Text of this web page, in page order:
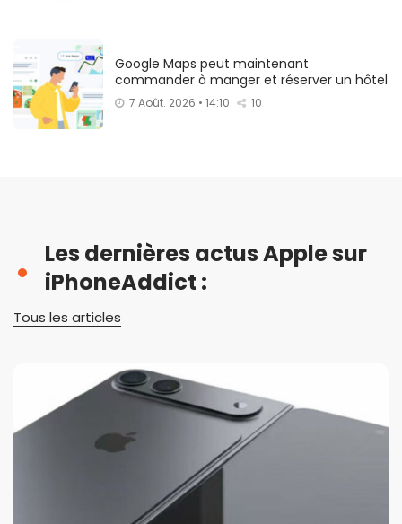
Google Maps peut maintenant
commander à manger et réserver un hôtel
7 Août. 2026 • 14:10 10
Les dernières actus Apple sur
iPhoneAddict :
Tous les articles